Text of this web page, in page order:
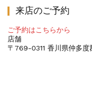
来店のご予約
ご予約はこちらから
店舗
〒769-0311 香川県仲多度